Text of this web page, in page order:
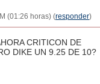
(01:26 horas) (responder)
CRITICON DE
DIKE UN 9.25 DE 10?